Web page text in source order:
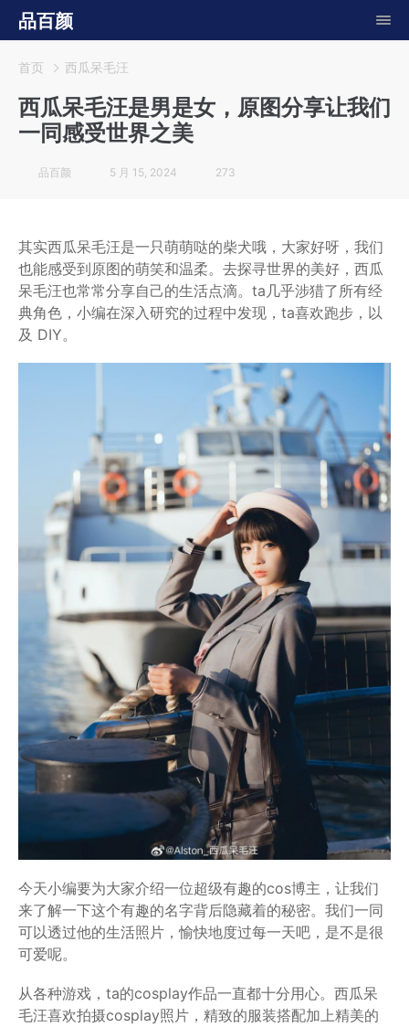
品百颜
首页 西瓜呆毛汪
西瓜呆毛汪是男是女，原图分享让我们
一同感受世界之美
品百颜 5 月 15, 2024 273
其实西瓜呆毛汪是一只萌萌哒的柴犬哦，大家好呀，我们
也能感受到原图的萌笑和温柔。去探寻世界的美好，西瓜
呆毛汪也常常分享自己的生活点滴。ta几乎涉猎了所有经
典角色，小编在深入研究的过程中发现，ta喜欢跑步，以
及 DIY。
今天小编要为大家介绍一位超级有趣的cos博主，让我们
来了解一下这个有趣的名字背后隐藏着的秘密。我们一同
可以透过他的生活照片，愉快地度过每一天吧，是不是很
可爱呢。
从各种游戏，ta的cosplay作品一直都十分用心。西瓜呆
毛汪喜欢拍摄cosplay照片，精致的服装搭配加上精美的